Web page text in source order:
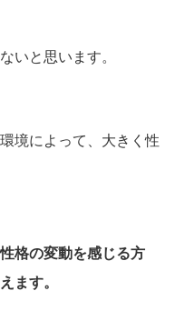
いと思います。
境によって、大きく性
格の変動を感じる方
ます。